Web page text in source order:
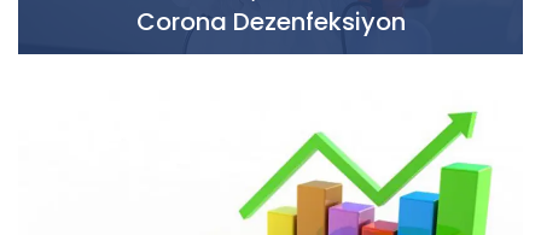
Corona Dezenfeksiyon